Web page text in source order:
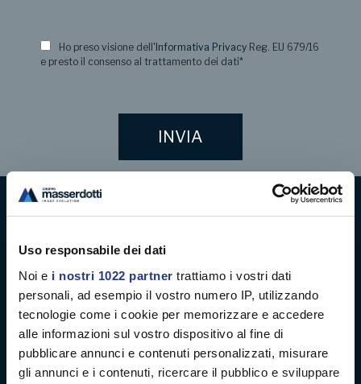
Uso responsabile dei dati
Noi e i nostri 1022 partner trattiamo i vostri dati
personali, ad esempio il vostro numero IP, utilizzando
tecnologie come i cookie per memorizzare e accedere
alle informazioni sul vostro dispositivo al fine di
pubblicare annunci e contenuti personalizzati, misurare
gli annunci e i contenuti, ricercare il pubblico e sviluppare
Ho preso visione dell 'Informativa Privacy Reg. EU 679/16
e presto il consenso al trattamento dei dati*
Digital signage
Soft signage
Case history